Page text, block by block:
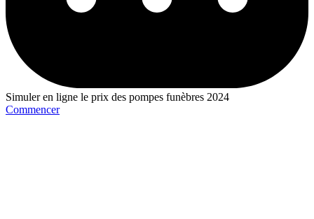
Simuler en ligne le prix des pompes funèbres 2024
Commencer